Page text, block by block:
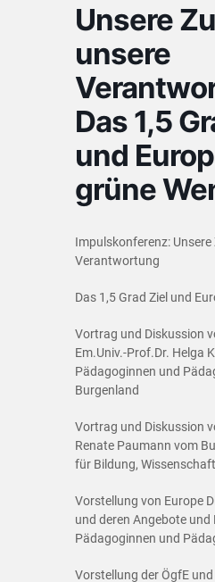
Unsere
unsere
Das 1,5
und
grüne
Impulskonferenz:
Verantwortung
Das 1,5 Grad Ziel und
Vortrag und Diskussion
Em.Univ.-Prof.Dr. Helga
Pädagoginnen und
Burgenland
Vortrag und Diskussion
Renate Paumann vom
für Bildung,
Vorstellung von Europe
und deren Angebote
Pädagoginnen und
Vorstellung der ÖgfE